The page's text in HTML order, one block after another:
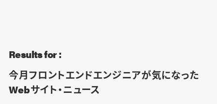
Results for :
今月フロントエンドエンジニアが気になった
Webサイト・ニュース